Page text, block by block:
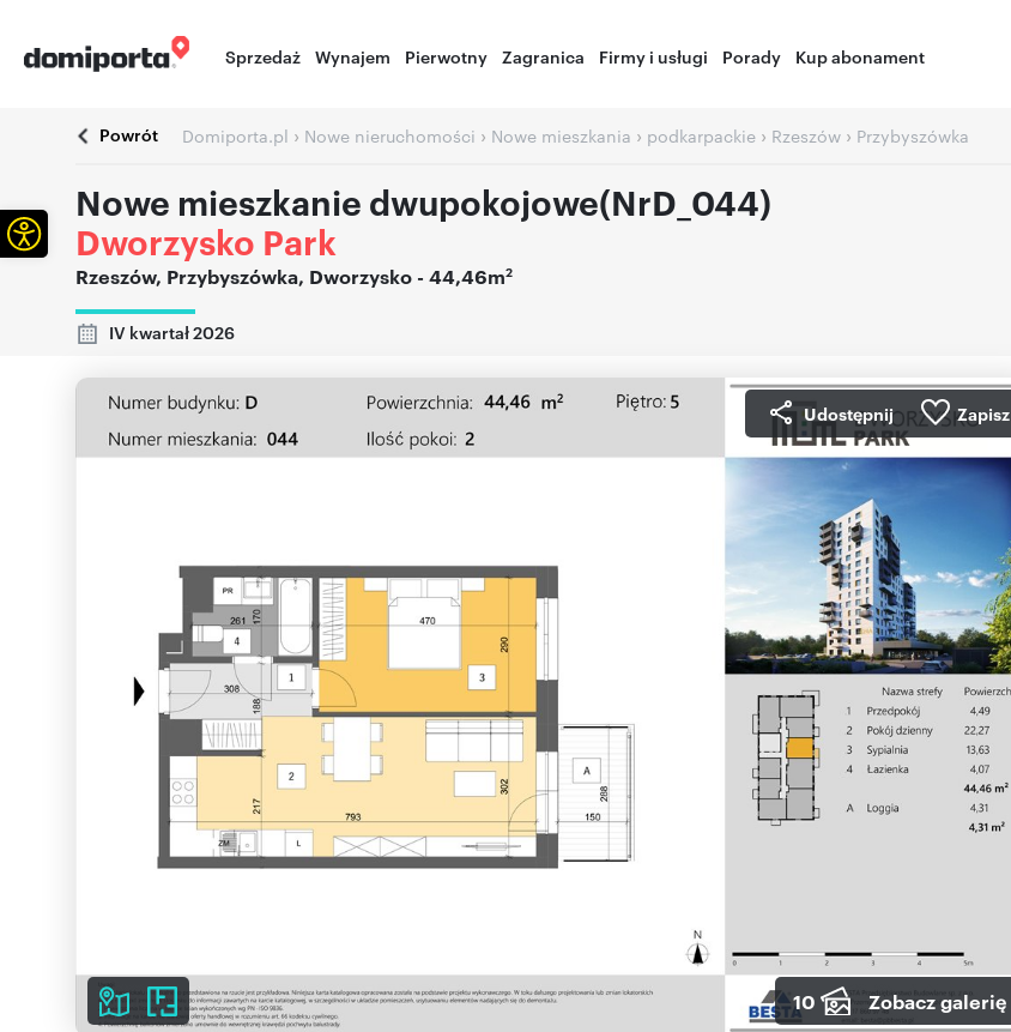
Sprzedaż Wynajem Pierwotny Zagranica Firmy i usługi Porady Kup abonament
Powrót Domiporta.pl › Nowe nieruchomości › Nowe mieszkania › podkarpackie › Rzeszów › Przybyszówka
Nowe mieszkanie dwupokojowe(NrD_044)
Dworzysko Park
Rzeszów, Przybyszówka, Dworzysko - 44,46m2
IV kwartał 2026
Udostępnij Zapisz
10 Zobacz galerię
Otwórz pasek narzędzi